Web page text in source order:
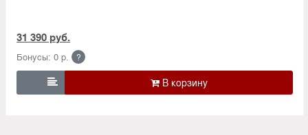
31 390 руб.
Бонусы: 0 р. ?
